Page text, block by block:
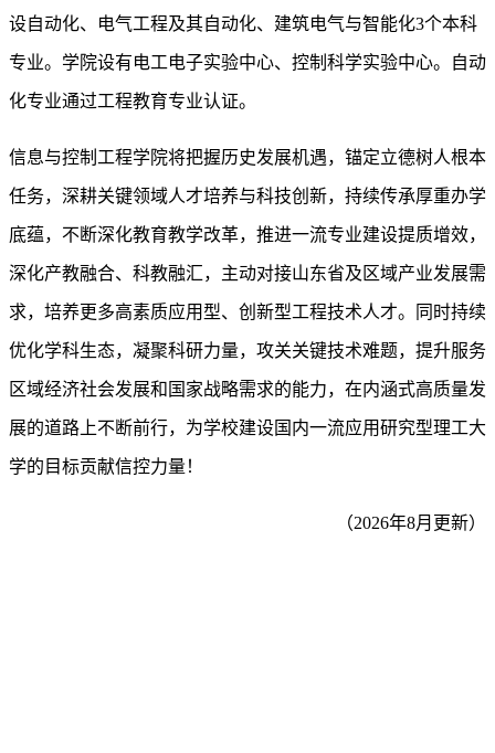
设自动化、电气工程及其自动化、建筑电气与智能化3个本科
专业。学院设有电工电子实验中心、控制科学实验中心。自动
化专业通过工程教育专业认证。
信息与控制工程学院将把握历史发展机遇，锚定立德树人根本
任务，深耕关键领域人才培养与科技创新，持续传承厚重办学
底蕴，不断深化教育教学改革，推进一流专业建设提质增效，
深化产教融合、科教融汇，主动对接山东省及区域产业发展需
求，培养更多高素质应用型、创新型工程技术人才。同时持续
优化学科生态，凝聚科研力量，攻关关键技术难题，提升服务
区域经济社会发展和国家战略需求的能力，在内涵式高质量发
展的道路上不断前行，为学校建设国内一流应用研究型理工大
学的目标贡献信控力量！
（2026年8月更新）